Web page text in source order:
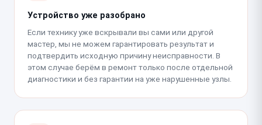
Устройство уже разобрано
Если технику уже вскрывали вы сами или другой
мастер, мы не можем гарантировать результат и
подтвердить исходную причину неисправности. В
этом случае берём в ремонт только после отдельной
диагностики и без гарантии на уже нарушенные узлы.